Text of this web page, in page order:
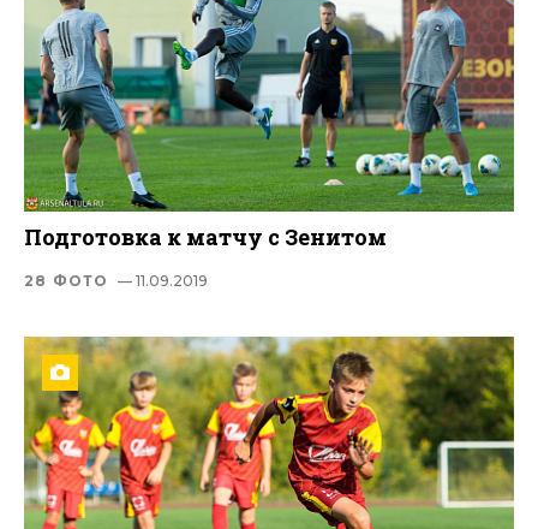
Подготовка к матчу с Зенитом
28 ФОТО — 11.09.2019